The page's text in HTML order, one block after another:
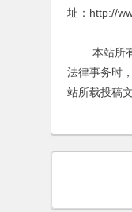
址：http://
本站所有
法律事务时
站所载投稿